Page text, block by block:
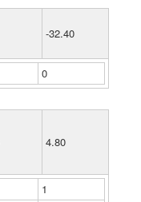
-32.40
0
4.80
1